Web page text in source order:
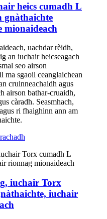
heics cumadh L
gnàthaichte
mionaideach
uachdar rèidh,
an iuchair heicseagach
seo airson
ma sgaoil ceanglaichean
cruinneachaidh agus
airson bathar-cruaidh,
càradh. Seasmhach,
ri fhaighinn ann am
iuchair Torx
iuchair